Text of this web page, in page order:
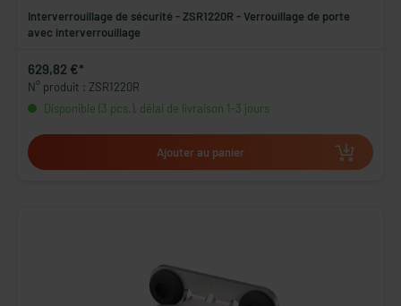
Interverrouillage de sécurité - ZSR1220R - Verrouillage de porte
avec interverrouillage
629,82 €*
N° produit : ZSR1220R
Disponible (3 pcs.), délai de livraison 1-3 jours
Ajouter au panier